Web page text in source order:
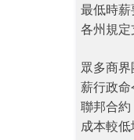
最低時
各州規定
眾多商
薪行政
聯邦合
成本較低